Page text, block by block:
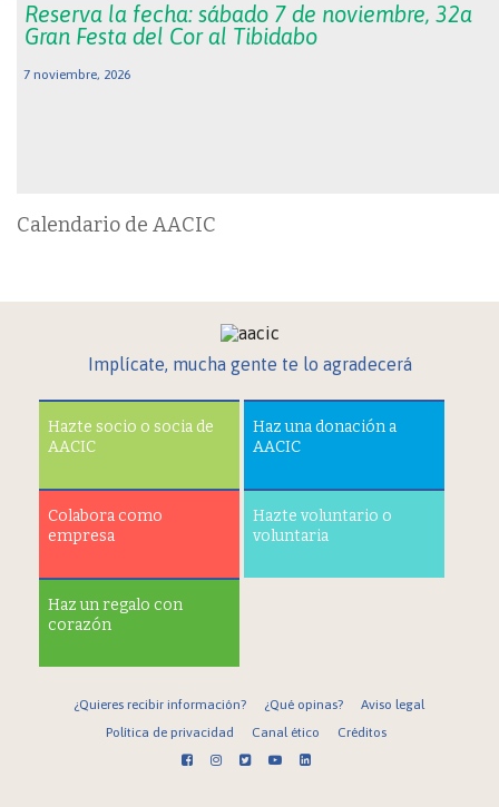
Reserva la fecha: sábado 7 de noviembre, 32a
Gran Festa del Cor al Tibidabo
7 noviembre, 2026
Calendario de AACIC
Implícate, mucha gente te lo agradecerá
Hazte socio o socia de
AACIC
Haz una donación a
AACIC
Colabora como
empresa
Hazte voluntario o
voluntaria
Haz un regalo con
corazón
¿Quieres recibir información? ¿Qué opinas?
Aviso legal
Política de privacidad
Canal ético Créditos